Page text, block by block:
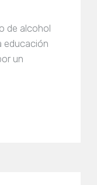
de alcohol
educación
un